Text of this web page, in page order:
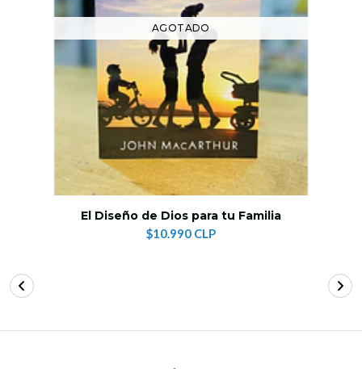
AGOTADO
El Diseño de Dios para tu Familia
$10.990 CLP